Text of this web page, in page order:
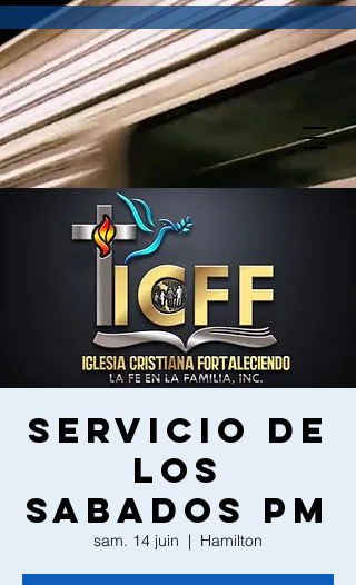
Servicio de
los
Sabados PM
sam. 14 juin
  |
Hamilton